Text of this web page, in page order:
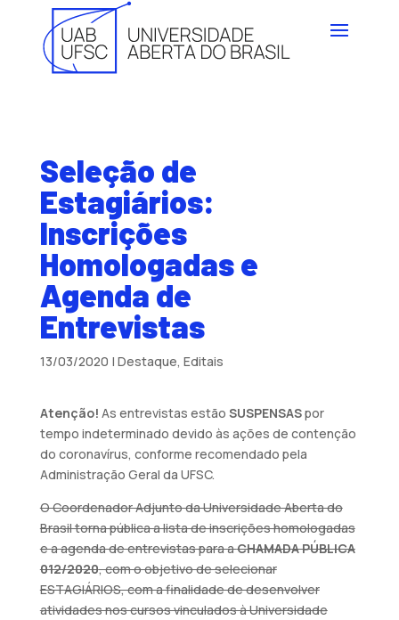
Seleção de
Estagiários:
Inscrições
Homologadas e
Agenda de
Entrevistas
13/03/2020 | Destaque, Editais
Atenção! As entrevistas estão SUSPENSASpor
tempo indeterminado devido às ações de contenção
do coronavírus, conforme recomendado pela
Administração Geral da UFSC.
O Coordenador Adjunto da Universidade Aberta do
Brasil torna pública a lista de inscrições homologadas
e a agenda de entrevistas para aCHAMADA PÚBLICA
012/2020, com o objetivo de selecionar
ESTAGIÁRIOS, com a finalidade de desenvolver
atividades nos cursos vinculados à Universidade